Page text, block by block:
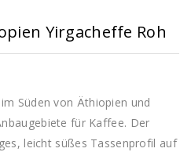
Yirgacheffe Roh
Süden von Äthiopien und
für Kaffee. Der
leicht süßes Tassenprofil auf